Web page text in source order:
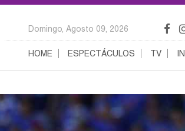
Domingo, Agosto 09, 2026
HOME ESPECTÁCULOS TV